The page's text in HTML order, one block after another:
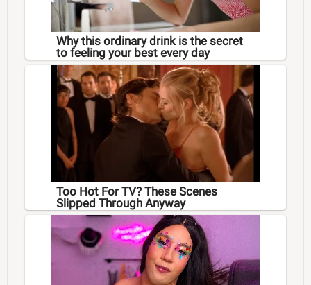
Why this ordinary drink is the secret
to feeling your best every day
Too Hot For TV? These Scenes
Slipped Through Anyway